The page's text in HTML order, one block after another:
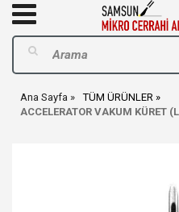
Ana Sayfa
TÜM ÜRÜNLER
ACCELERATOR VAKUM KÜRET